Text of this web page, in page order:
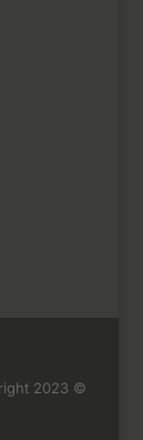
2023 ©